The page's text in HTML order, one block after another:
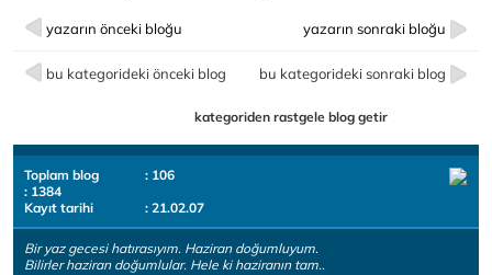
yazarın önceki bloğu yazarın sonraki bloğu
bu kategorideki önceki blog bu kategorideki sonraki blog
kategoriden rastgele blog getir
Toplam blog
: 106
: 1384
Kayıt tarihi
: 21.02.07
Bir yaz gecesi hatırasıyım. Haziran doğumluyum.
Bilirler haziran doğumlular. Hele ki haziranın tam..